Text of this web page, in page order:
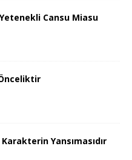
Cansu Miasu
Yansımasıdır